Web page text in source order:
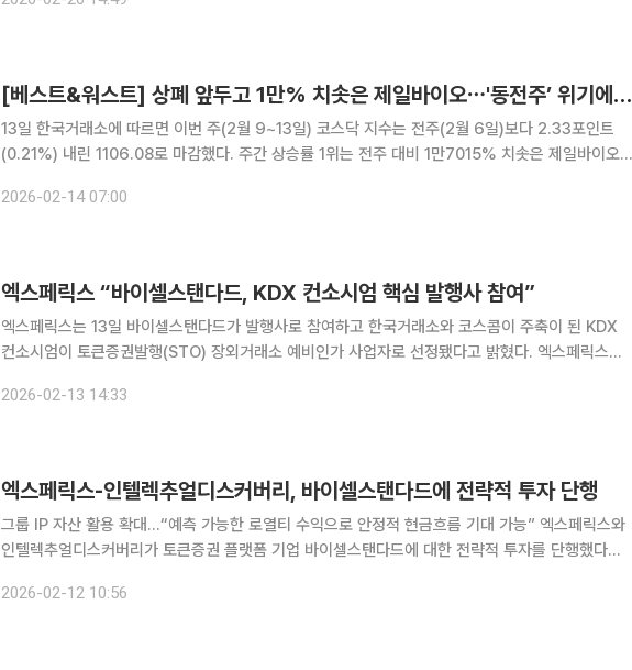
발행 장외거래소 예비인가 승인을 얻은 KDX컨소시엄에 참여한 바
[베스트&워스트] 상폐 앞두고 1만% 치솟은 제일바이오⋯'동전주’ 위기에 ↓
13일 한국거래소에 따르면 이번 주(2월 9~13일) 코스닥 지수는 전주(2월 6일)보다 2.33포인트
(0.21%) 내린 1106.08로 마감했다. 주간 상승률 1위는 전주 대비 1만7015% 치솟은 제일바이오
1500대 1 무상감자 등을 거치며 주가가
2026-02-14 07:00
엑스페릭스 “바이셀스탠다드, KDX 컨소시엄 핵심 발행사 참여”
엑스페릭스는 13일 바이셀스탠다드가 발행사로 참여하고 한국거래소와 코스콤이 주축이 된 KDX
컨소시엄이 토큰증권발행(STO) 장외거래소 예비인가 사업자로 선정됐다고 밝혔다. 엑스페릭스는
2026-02-13 14:33
엑스페릭스-인텔렉추얼디스커버리, 바이셀스탠다드에 전략적 투자 단행
그룹 IP 자산 활용 확대…“예측 가능한 로열티 수익으로 안정적 현금흐름 기대 가능” 엑스페릭스와
인텔렉추얼디스커버리가 토큰증권 플랫폼 기업 바이셀스탠다드에 대한 전략적 투자를 단행했다고
석으로, 인텔렉추얼디스커버리가 보유한 특허 포트폴리오를 기반으로
2026-02-12 10:56